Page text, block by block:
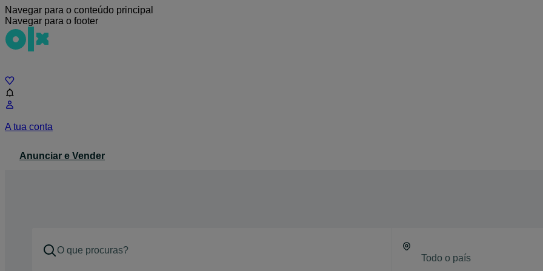
Navegar para o conteúdo principal
Navegar para o footer
A tua conta
Anunciar e Vender